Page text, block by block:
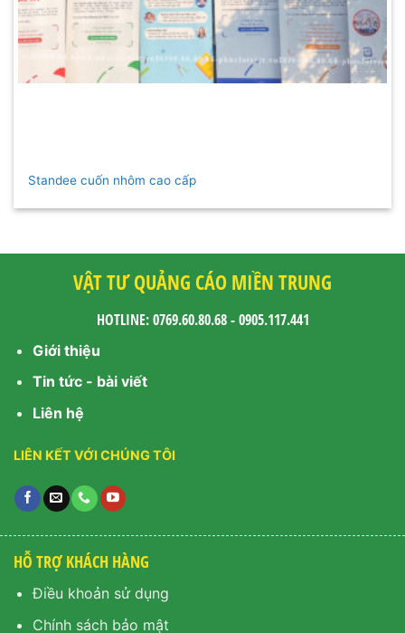
Standee cuốn nhôm cao cấp
VẬT TƯ QUẢNG CÁO MIỀN TRUNG
HOTLINE: 0769.60.80.68 - 0905.117.441
Giới thiệu
Tin tức - bài viết
Liên hệ
LIÊN KẾT VỚI CHÚNG TÔI
HỖ TRỢ KHÁCH HÀNG
Điều khoản sử dụng
Chính sách bảo mật